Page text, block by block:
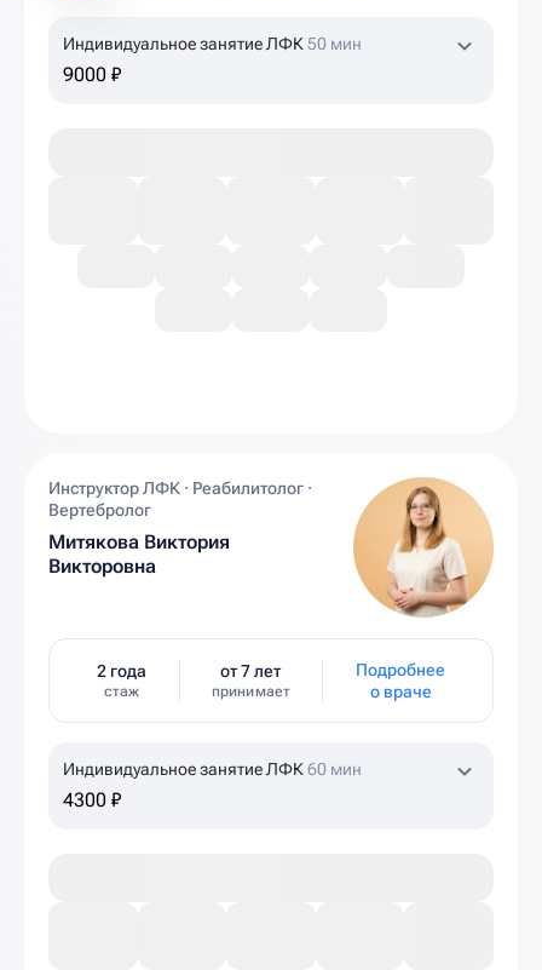
Индивидуальное занятие ЛФК 50 мин
9000 ₽
Инструктор ЛФК · Реабилитолог ·
Вертебролог
Митякова Виктория
Викторовна
2 года
стаж
от 7 лет
принимает
Подробнее
о враче
Индивидуальное занятие ЛФК60 мин
4300 ₽